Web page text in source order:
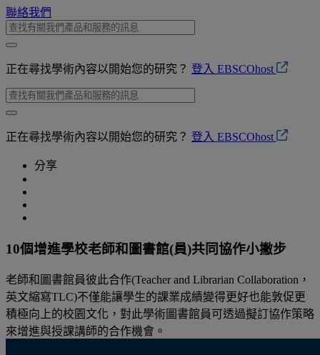
聯絡我們
正在尋找學術內容以開始您的研究？ 登入 EBSCOhost
正在尋找學術內容以開始您的研究？ 登入 EBSCOhost
分享
10個增進學校老師和圖書館(員)共同協作小撇步
老師和圖書館員彼此合作(Teacher and Librarian Collaboration，
英文縮寫TLC)不僅能讓學生的課業成績變得更好也能敦促更
積極向上的校園文化，對此學術圖書館員可透過擬訂協作策略
來增進與授課講師的合作機會。